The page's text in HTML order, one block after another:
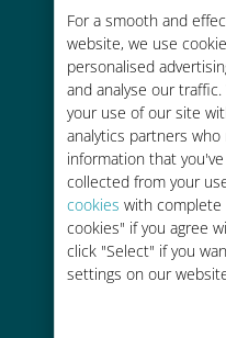
For a smooth and
website, we use
personalised
and analyse our
your use of our site
analytics partners
information that
collected from your
cookies with complete
cookies" if you agree
click "Select" if you
settings on our
Jusqu'à 90
frais
Partout via